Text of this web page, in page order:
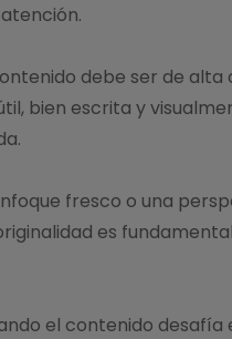
debe ser de
bien escrita y
fresco o una
es
el contenido